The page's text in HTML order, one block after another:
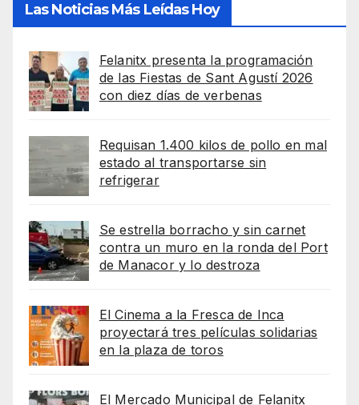
Las Noticias Más Leídas Hoy
Felanitx presenta la programación
de las Fiestas de Sant Agustí 2026
con diez días de verbenas
Requisan 1.400 kilos de pollo en mal
estado al transportarse sin
refrigerar
Se estrella borracho y sin carnet
contra un muro en la ronda del Port
de Manacor y lo destroza
El Cinema a la Fresca de Inca
proyectará tres películas solidarias
en la plaza de toros
El Mercado Municipal de Felanitx